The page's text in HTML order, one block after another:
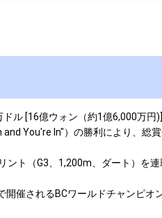
ル [16億ウォン（約1億6,000万
You're In"）の勝利により、総
ト（G3、1,200m、ダート）を
催されるBCワールドチャンピオ